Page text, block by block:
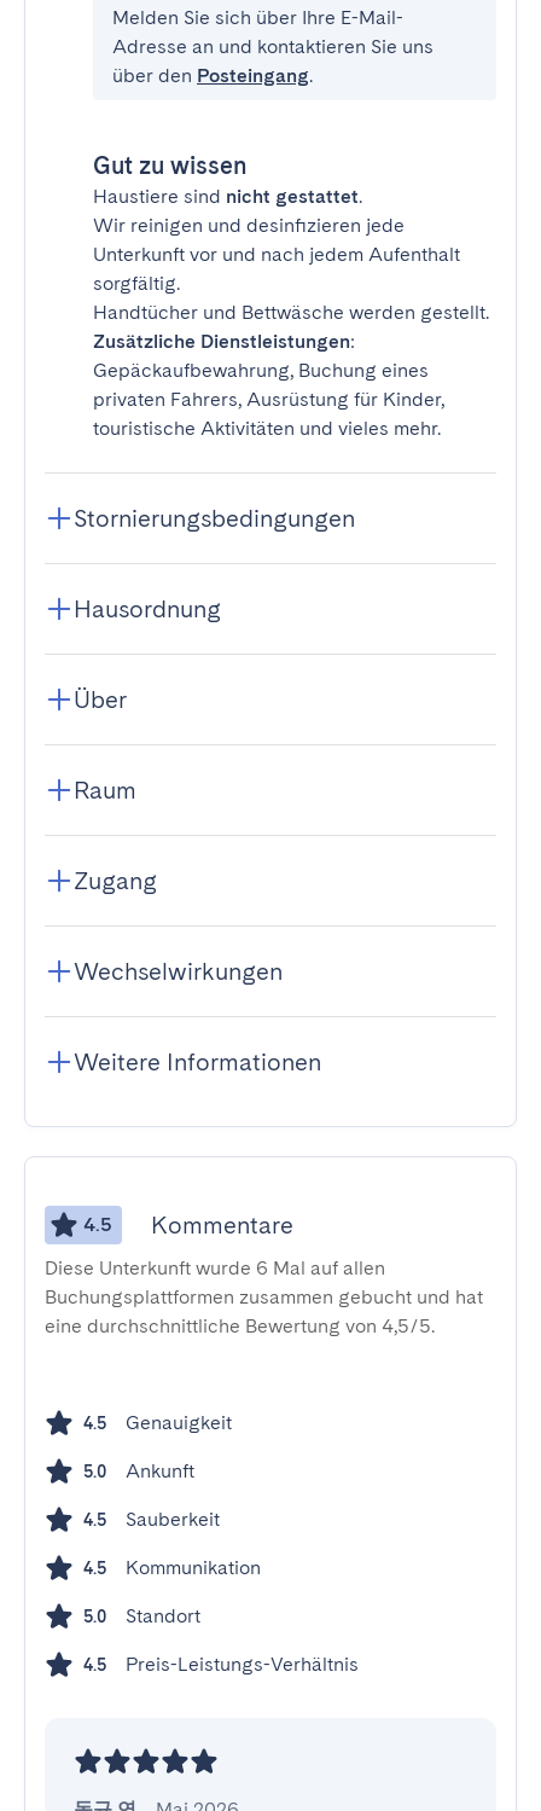
Melden Sie sich über Ihre E-Mail-
Adresse an und kontaktieren Sie uns
über den Posteingang.
Gut zu wissen
Haustiere sind nicht gestattet.
Wir reinigen und desinfizieren jede
Unterkunft vor und nach jedem Aufenthalt
sorgfältig.
Handtücher und Bettwäsche werden gestellt.
Zusätzliche Dienstleistungen:
Gepäckaufbewahrung, Buchung eines
privaten Fahrers, Ausrüstung für Kinder,
touristische Aktivitäten und vieles mehr.
Stornierungsbedingungen
Hausordnung
Über
Raum
Zugang
Wechselwirkungen
Weitere Informationen
4.5 Kommentare
Diese Unterkunft wurde 6 Mal auf allen
Buchungsplattformen zusammen gebucht und hat
eine durchschnittliche Bewertung von 4,5/5.
4.5 Genauigkeit
5.0 Ankunft
4.5 Sauberkeit
4.5 Kommunikation
5.0 Standort
4.5 Preis-Leistungs-Verhältnis